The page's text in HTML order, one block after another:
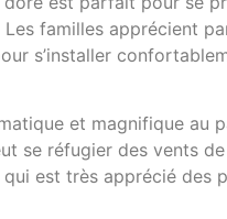
familles apprécient
s’installer
et magnifique au
se réfugier des vents
est très apprécié des